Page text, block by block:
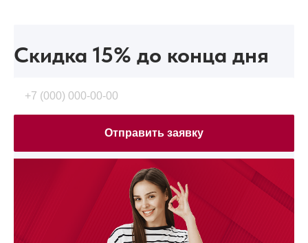
Скидка 15% до конца дня
Отправить заявку